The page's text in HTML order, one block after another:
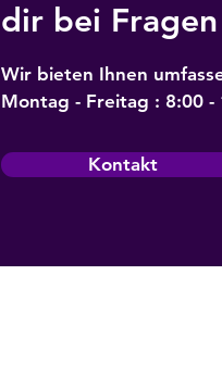
dir bei Fragen
Wir bieten Ihnen
Montag - Freitag : 8:00 -
Kontakt